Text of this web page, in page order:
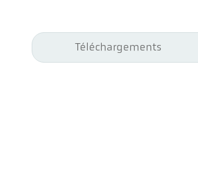
Téléchargements